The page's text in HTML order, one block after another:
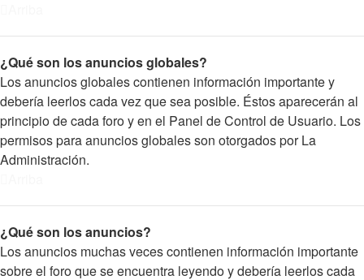
¿Qué son los anuncios globales?
Los anuncios globales contienen información importante y
debería leerlos cada vez que sea posible. Éstos aparecerán al
principio de cada foro y en el Panel de Control de Usuario. Los
permisos para anuncios globales son otorgados por La
Administración.
¿Qué son los anuncios?
Los anuncios muchas veces contienen información importante
sobre el foro que se encuentra leyendo y debería leerlos cada